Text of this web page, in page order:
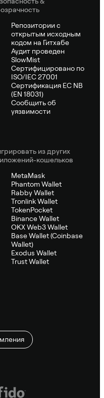
Репозитории с
открытым исходным
кодом на Гитхабе
Аудит проведен
SlowMist
Сертифицировано по
ISO/IEC 27001
Сертификация ЕС NB
(EN 18031)
Сообщить об
уязвимости
из других
кошельков
MetaMask
Phantom Wallet
Rabby Wallet
Tronlink Wallet
TokenPocket
Binance Wallet
OKX Web3 Wallet
Base Wallet (Coinbase
Wallet)
Exodus Wallet
Trust Wallet